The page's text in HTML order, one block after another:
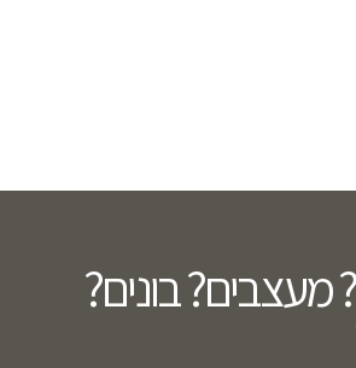
מעצבים? בונים?